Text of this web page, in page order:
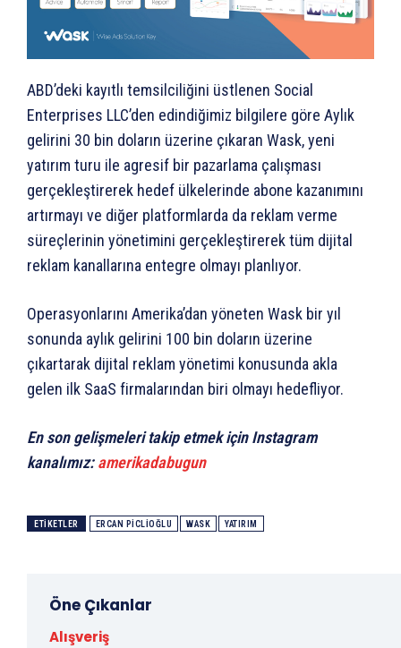
ABD’deki kayıtlı temsilciliğini üstlenen Social
Enterprises LLC’den edindiğimiz bilgilere göre Aylık
gelirini 30 bin doların üzerine çıkaran Wask, yeni
yatırım turu ile agresif bir pazarlama çalışması
gerçekleştirerek hedef ülkelerinde abone kazanımını
artırmayı ve diğer platformlarda da reklam verme
süreçlerinin yönetimini gerçekleştirerek tüm dijital
reklam kanallarına entegre olmayı planlıyor.
Operasyonlarını Amerika’dan yöneten Wask bir yıl
sonunda aylık gelirini 100 bin doların üzerine
çıkartarak dijital reklam yönetimi konusunda akla
gelen ilk SaaS firmalarından biri olmayı hedefliyor.
En son gelişmeleri takip etmek için Instagram
kanalımız:amerikadabugun
ETIKETLER ERCAN PICLIOĞLU WASK YATIRIM
Öne Çıkanlar
Alışveriş